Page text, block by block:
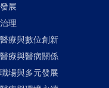
展
理
療與數位創新
療與醫病關係
場與多元發展